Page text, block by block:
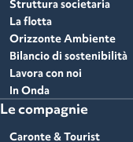
Struttura societaria
La flotta
Orizzonte Ambiente
Bilancio di sostenibilità
Lavora con noi
In Onda
Le compagnie
Caronte & Tourist